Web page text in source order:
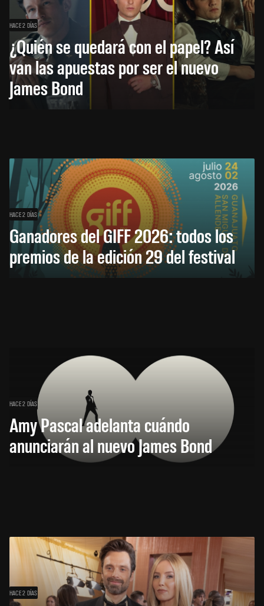
HACE 2 DÍAS
¿Quién se quedará con el papel? Así
van las apuestas por ser el nuevo
James Bond
HACE 2 DÍAS
Ganadores del GIFF 2026: todos los
premios de la edición 29 del festival
HACE 2 DÍAS
Amy Pascal adelanta cuándo
anunciarán al nuevo James Bond
HACE 2 DÍAS